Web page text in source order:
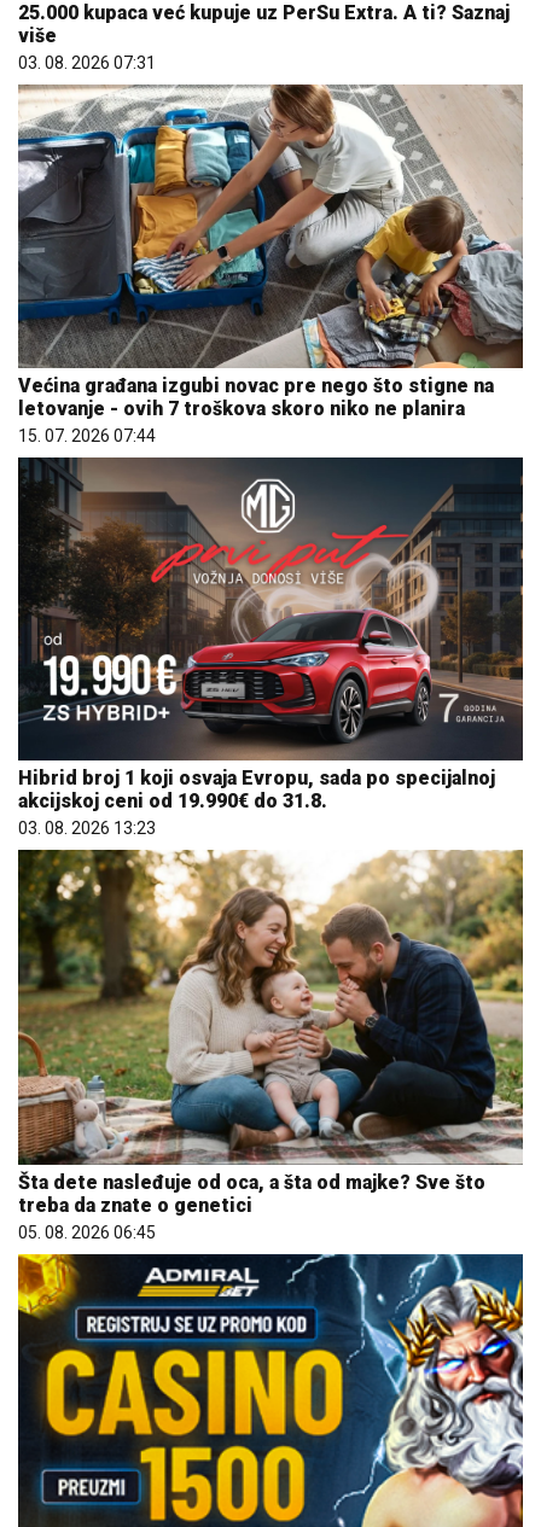
25.000 kupaca već kupuje uz PerSu Extra. A ti? Saznaj
više
03. 08. 2026 07:31
Većina građana izgubi novac pre nego što stigne na
letovanje - ovih 7 troškova skoro niko ne planira
15. 07. 2026 07:44
Hibrid broj 1 koji osvaja Evropu, sada po specijalnoj
akcijskoj ceni od 19.990€ do 31.8.
03. 08. 2026 13:23
Šta dete nasleđuje od oca, a šta od majke? Sve što
treba da znate o genetici
05. 08. 2026 06:45